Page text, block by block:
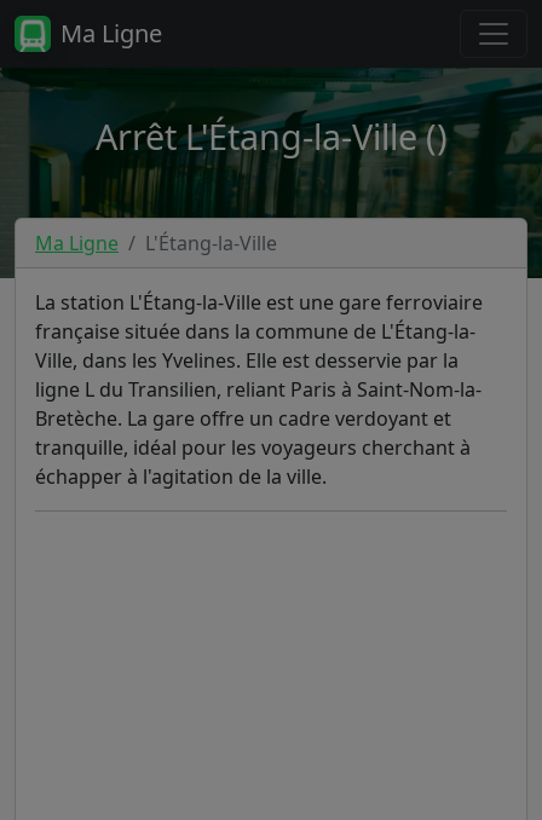
Ma Ligne
Arrêt L'Étang-la-Ville ()
Ma Ligne L'Étang-la-Ville
La station L'Étang-la-Ville est une gare ferroviaire
française située dans la commune de L'Étang-la-
Ville, dans les Yvelines. Elle est desservie par la
ligne L du Transilien, reliant Paris à Saint-Nom-la-
Bretèche. La gare offre un cadre verdoyant et
tranquille, idéal pour les voyageurs cherchant à
échapper à l'agitation de la ville.